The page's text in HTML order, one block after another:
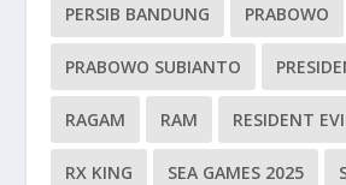
PERSIB BANDUNG PRABOWO
PRABOWO SUBIANTO
RAGAM RAM RESIDENT
RX KING SEA GAMES 2025